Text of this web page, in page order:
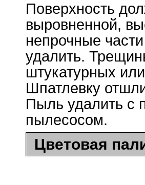
Поверхность
выровненной,
непрочные
удалить.
штукатурных
Шпатлевку
Пыль удалить с
пылесосом.
Цветовая